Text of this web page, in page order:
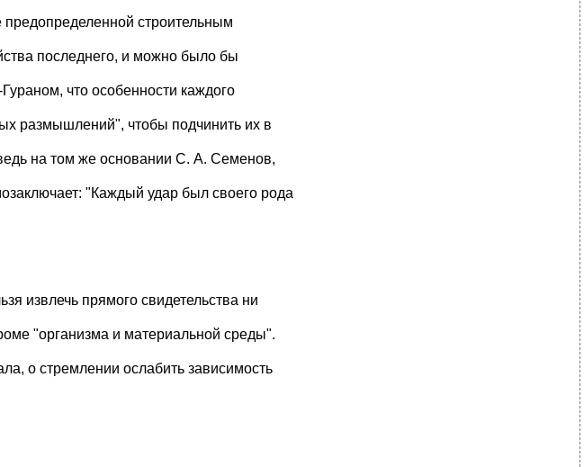
строительным
последнего, и можно было бы
что особенности каждого
размышлений", чтобы подчинить их в
на том же основании С. А. Семенов,
"Каждый удар был своего рода
извлечь прямого свидетельства ни
"организма и материальной среды".
о стремлении ослабить зависимость